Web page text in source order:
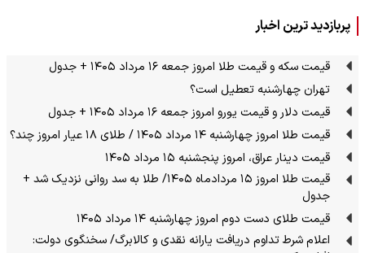
پربازدید ترین اخبار
قیمت سکه و قیمت طلا امروز جمعه ۱۶ مرداد ۱۴۰۵ + جدول
تهران چهارشنبه تعطیل است؟
قیمت دلار و قیمت یورو امروز جمعه ۱۶ مرداد ۱۴۰۵ + جدول
قیمت طلا امروز چهارشنبه ۱۴ مرداد ۱۴۰۵ / طلای ۱۸ عیار امروز چند؟
قیمت دینار عراق، امروز پنجشنبه ۱۵ مرداد ۱۴۰۵
قیمت طلا امروز ۱۵ مردادماه ۱۴۰۵/ طلا به سد روانی نزدیک شد +
جدول
قیمت طلای دست دوم امروز چهارشنبه ۱۴ مرداد ۱۴۰۵
اعلام شرط تداوم دریافت یارانه نقدی و کالابرگ/ سخنگوی دولت: